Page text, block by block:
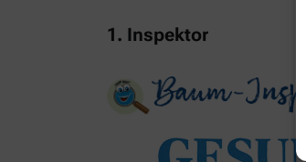
1. Inspektor